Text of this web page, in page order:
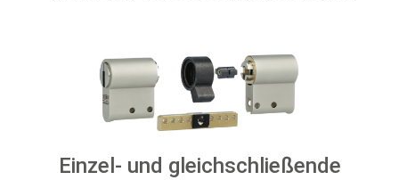
Einzel- und gleichschließende